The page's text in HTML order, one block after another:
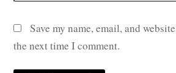
Save my name, email, and
the next time I comment.